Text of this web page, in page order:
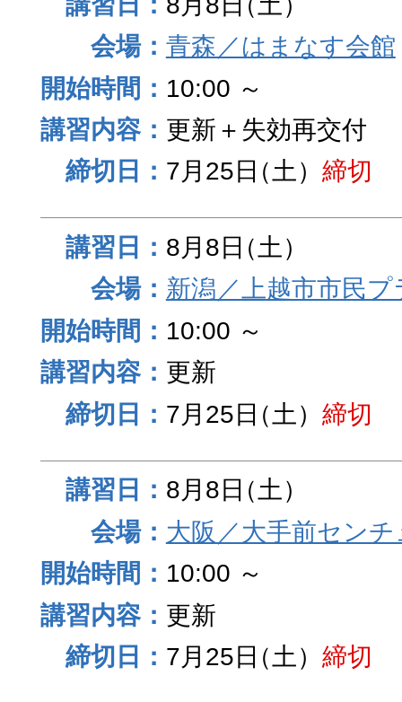
青森／はまなす会館
10:00 ～
更新＋失効再交付
7月25日（土） 締切
8月8日（土）
新潟／上越市市民プ
10:00 ～
更新
7月25日（土） 締切
8月8日（土）
大阪／大手前セン
10:00 ～
更新
7月25日（土） 締切